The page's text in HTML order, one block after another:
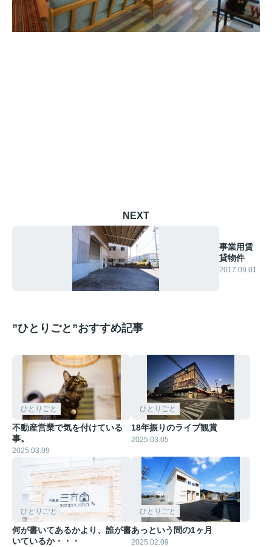
NEXT
事業用賃
貸物件
2017.09.01
”ひとりごと”おすすめ記事
ひとりごと
不動産営業で気を付けている
事。
2025.03.09
ひとりごと
18年振りのライブ観賞
2025.03.05
ひとりごと
何が書いてあるかより、誰が書
いているか・・・
ひとりごと
あっという間の1ヶ月
2025.02.09